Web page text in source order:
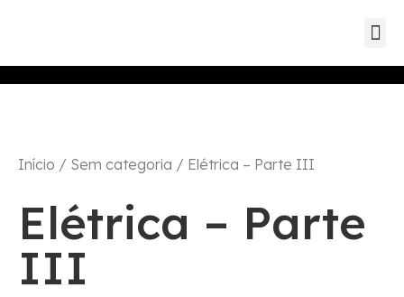
Início / Sem categoria / Elétrica – Parte III
Elétrica – Parte
III